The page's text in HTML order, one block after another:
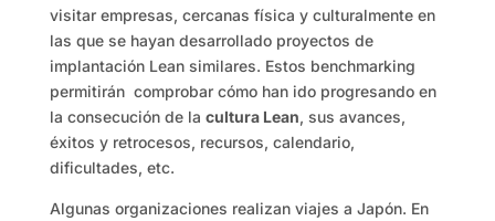
visitar empresas, cercanas física y culturalmente en
las que se hayan desarrollado proyectos de
implantación Lean similares. Estos benchmarking
permitirán comprobar cómo han ido progresando en
la consecución de la cultura Lean, sus avances,
éxitos y retrocesos, recursos, calendario,
dificultades, etc.
Algunas organizaciones realizan viajes a Japón. En